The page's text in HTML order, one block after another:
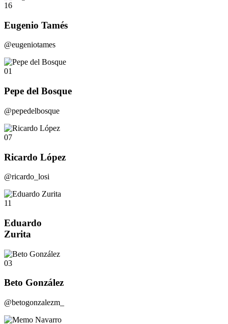
16
Eugenio Tamés
@eugeniotames
01
Pepe del Bosque
@pepedelbosque
07
Ricardo López
@ricardo_losi
11
Eduardo
Zurita
03
Beto González
@betogonzalezm_